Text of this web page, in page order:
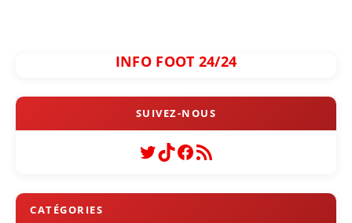
INFO FOOT 24/24
Twitter
TikTok
Facebook
Flux RSS